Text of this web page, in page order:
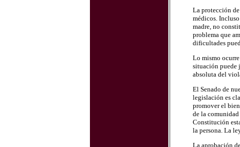
La protección
médicos.
madre, no
problema que
dificultades
Lo mismo
situación puede
absoluta del
El Senado de
legislación es
promover el
de la
Constitución
la persona. La
La aprobación